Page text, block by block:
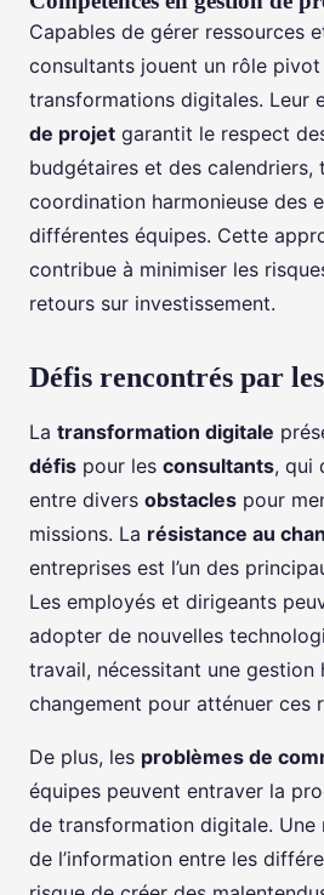
Capables de gérer ressources
consultants jouent un rôle pivot
transformations digitales. Leur
de projet garantit le respect
budgétaires et des calendriers,
coordination harmonieuse des
différentes équipes. Cette
contribue à minimiser les
retours sur investissement.
Défis rencontrés par
La transformation digitale
défis pour les consultants, qui
entre divers obstacles pour
missions. La résistance au
entreprises est l’un des
Les employés et dirigeants
adopter de nouvelles
travail, nécessitant une gestion
changement pour atténuer ces
De plus, les problèmes de
équipes peuvent entraver la
de transformation digitale. Une
de l’information entre les